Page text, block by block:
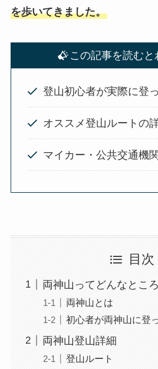
を歩いてきました。
この記事を読むと
登山初心者が実際に登
オススメ登山ルートの
マイカー・公共交通機
目次
両神山ってどんなとこ
両神山とは
初心者が両神山に登
両神山登山詳細
登山ルート